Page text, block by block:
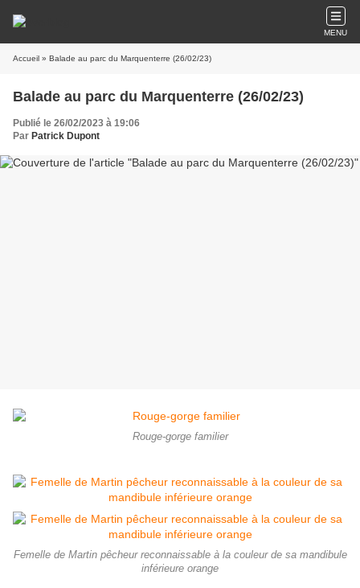
MENU
Accueil » Balade au parc du Marquenterre (26/02/23)
Balade au parc du Marquenterre (26/02/23)
Publié le 26/02/2023 à 19:06
Par Patrick Dupont
Rouge-gorge familier
Femelle de Martin pêcheur reconnaissable à la couleur de sa mandibule
inférieure orange